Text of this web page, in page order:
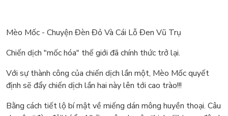
Mèo Mốc - Chuyện Đèn Đỏ Và Cái Lỗ Đen Vũ Trụ
Chiến dịch "mốc hóa" thế giới đã chính thức trở lại.
Với sự thành công của chiến dịch lần một, Mèo Mốc quyết
định sẽ đẩy chiến dịch lần hai này lên tới cao trào!!!
Bằng cách tiết lộ bí mật về miếng dán mông huyền thoại. Câu